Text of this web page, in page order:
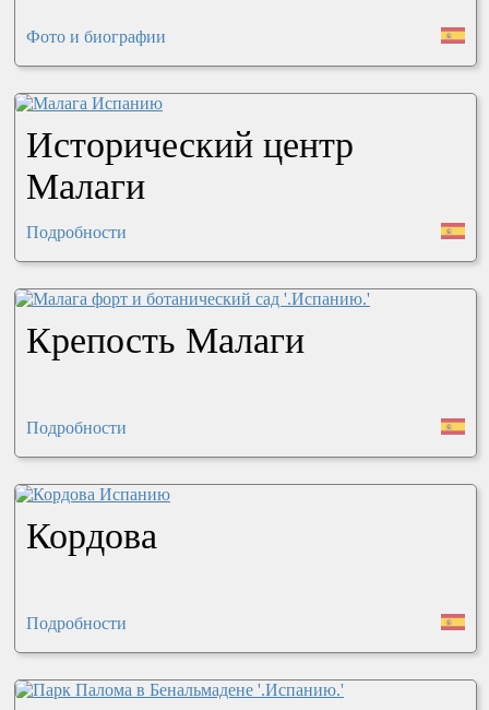
Фото и биографии
Исторический центр
Малаги
Подробности
Крепость Малаги
Подробности
Кордова
Подробности